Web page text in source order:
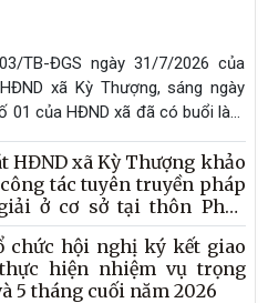
TB-ĐGS ngày 31/7/2026 của
xã Kỳ Thượng, sáng ngày
của HĐND xã đã có buổi làm
giám sát việc thực hiện công
dục pháp luật và hòa giải ở cơ
HĐND xã Kỳ Thượng khảo
tác tuyên truyền pháp
ở cơ sở tại thôn Phúc
chức hội nghị ký kết giao
hiện nhiệm vụ trọng
5 tháng cuối năm 2026